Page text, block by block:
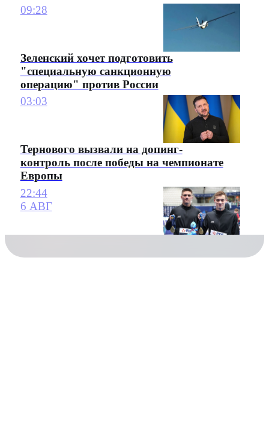
09:28
Зеленский хочет подготовить
"специальную санкционную
операцию" против России
03:03
Тернового вызвали на допинг-
контроль после победы на чемпионате
Европы
22:44
6 АВГ